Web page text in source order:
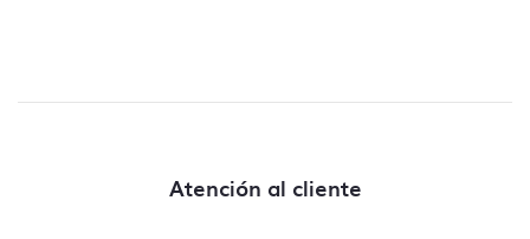
Atención al cliente